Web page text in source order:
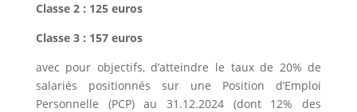
Classe 2 : 125 euros
Classe 3 : 157 euros
avec pour objectifs, d’atteindre le taux de 20% de
salariés positionnés sur une Position d’Emploi
Personnelle (PCP) au 31.12.2024 (dont 12% des